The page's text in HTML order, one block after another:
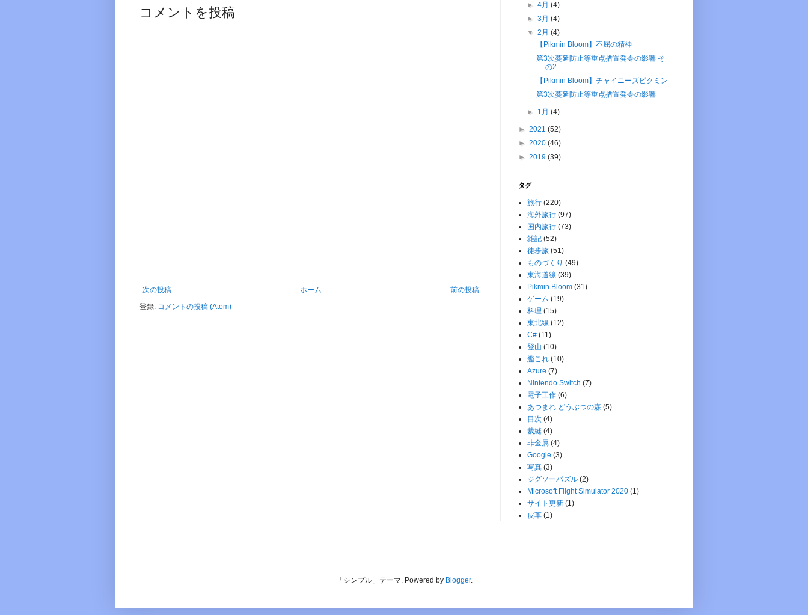
コメントを投稿
次の投稿 前の投稿
ホーム
登録: コメントの投稿 (Atom)
►4月(4)
►3月(4)
▼2月(4)
【Pikmin Bloom】不屈の精神
第3次蔓延防止等重点措置発令の影響 そ
の2
【Pikmin Bloom】チャイニーズピクミン
第3次蔓延防止等重点措置発令の影響
► 1月(4)
► 2021 (52)
► 2020 (46)
► 2019 (39)
タグ
旅行 (220)
海外旅行 (97)
国内旅行 (73)
雑記 (52)
徒歩旅 (51)
ものづくり (49)
東海道線 (39)
Pikmin Bloom (31)
ゲーム (19)
料理 (15)
東北線 (12)
C# (11)
登山 (10)
艦これ (10)
Azure (7)
Nintendo Switch (7)
電子工作 (6)
あつまれ どうぶつの森 (5)
目次 (4)
裁縫 (4)
非金属 (4)
Google (3)
写真 (3)
ジグソーパズル (2)
Microsoft Flight Simulator 2020 (1)
サイト更新 (1)
皮革 (1)
「シンプル」テーマ. Powered by Blogger.